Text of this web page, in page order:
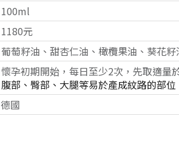
100ml
1180元
葡萄籽油、甜杏仁油、橄欖果油、葵花籽
懷孕初期開始，每日至少2次，先取適量
腹部、臀部、大腿等易於產成紋路的部
德國